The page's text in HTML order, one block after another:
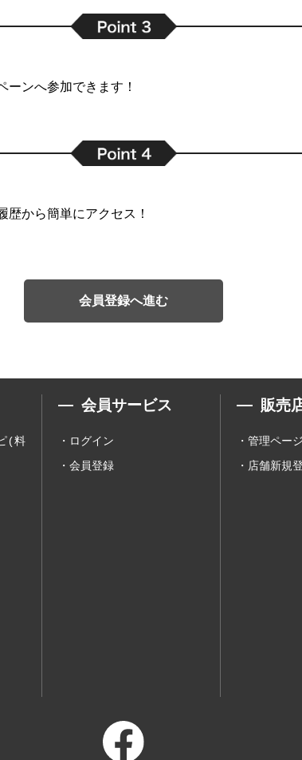
ーンへ参加できます！
歴から簡単にアクセス！
会員登録へ進む
(料
会員サービス
ログイン
会員登録
販売
管理ペー
店舗新規